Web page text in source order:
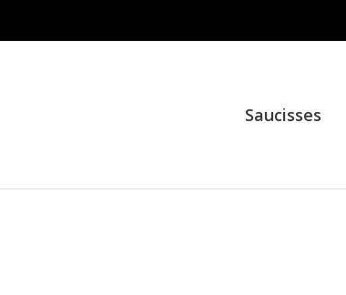
Saucisses